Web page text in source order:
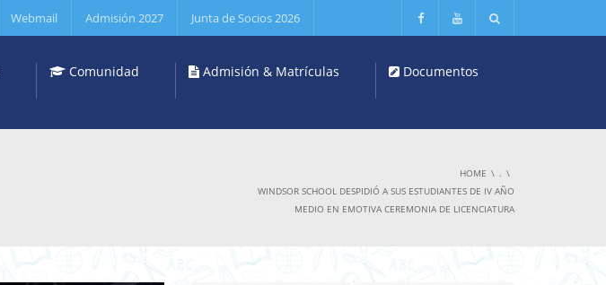
Webmail Admisión 2027 Junta de Socios 2026
Comunidad Admisión & Matrículas Documentos
HOME
.
WINDSOR SCHOOL DESPIDIÓ A SUS ESTUDIANTES DE IV AÑO
MEDIO EN EMOTIVA CEREMONIA DE LICENCIATURA